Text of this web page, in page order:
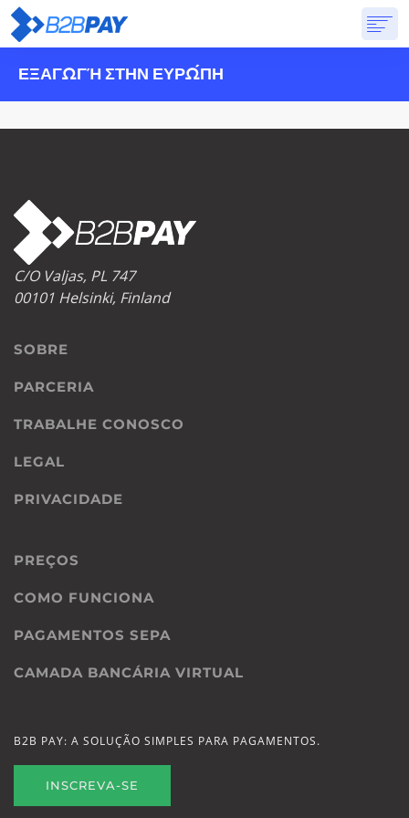
SOBRESOLUÇÕESBANCO VIRTUALPREÇOS
ΕΞΑΓΩΓΉ ΣΤΗΝ ΕΥΡΏΠΗ
C/O Valjas, PL 747
00101 Helsinki, Finland
SOBRE
PARCERIA
TRABALHE CONOSCO
LEGAL
PRIVACIDADE
PREÇOS
COMO FUNCIONA
PAGAMENTOS SEPA
CAMADA BANCÁRIA VIRTUAL
B2B PAY: A SOLUÇÃO SIMPLES PARA PAGAMENTOS.
INSCREVA-SE